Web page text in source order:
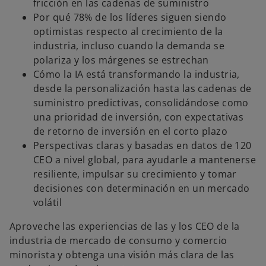
fricción en las cadenas de suministro
Por qué 78% de los líderes siguen siendo
optimistas respecto al crecimiento de la
industria, incluso cuando la demanda se
polariza y los márgenes se estrechan
Cómo la IA está transformando la industria,
desde la personalización hasta las cadenas de
suministro predictivas, consolidándose como
una prioridad de inversión, con expectativas
de retorno de inversión en el corto plazo
Perspectivas claras y basadas en datos de 120
CEO a nivel global, para ayudarle a mantenerse
resiliente, impulsar su crecimiento y tomar
decisiones con determinación en un mercado
volátil
Aproveche las experiencias de las y los CEO de la
industria de mercado de consumo y comercio
minorista y obtenga una visión más clara de las
s
e
a
b
e
e
n